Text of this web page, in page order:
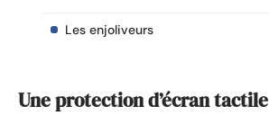
Les enjoliveurs
Une protection d’écran tactile